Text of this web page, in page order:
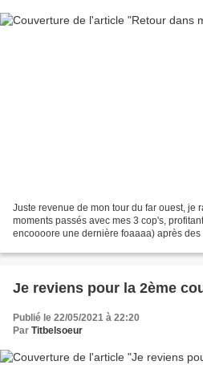
Juste revenue de mon tour du far ouest, je
moments passés avec mes 3 cop's,
encoooore une dernière foaaaa) après
Je reviens pour la 2ème
Publié le 22/05/2021 à 22:20
Par Titbelsoeur